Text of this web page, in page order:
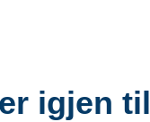
igjen til